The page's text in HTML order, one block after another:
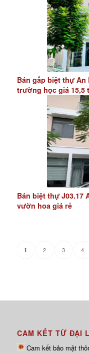
Bán gấp biệt thự An
trường học giá 15,5
Bán biệt thự J03.17
vườn hoa giá rẻ
1 2 3 4
CAM KẾT TỪ ĐẠI
Cam kết bảo mật